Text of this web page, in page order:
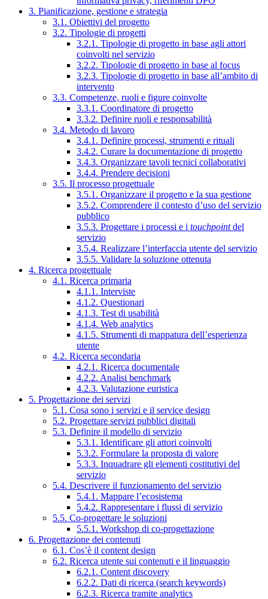
3. Pianificazione, gestione e strategia
3.1. Obiettivi del progetto
3.2. Tipologie di progetti
3.2.1. Tipologie di progetto in base agli attori
coinvolti nel servizio
3.2.2. Tipologie di progetto in base al focus
3.2.3. Tipologie di progetto in base all’ambito di
intervento
3.3. Competenze, ruoli e figure coinvolte
3.3.1. Coordinatore di progetto
3.3.2. Definire ruoli e responsabilità
3.4. Metodo di lavoro
3.4.1. Definire processi, strumenti e rituali
3.4.2. Curare la documentazione di progetto
3.4.3. Organizzare tavoli tecnici collaborativi
3.4.4. Prendere decisioni
3.5. Il processo progettuale
3.5.1. Organizzare il progetto e la sua gestione
3.5.2. Comprendere il contesto d’uso del servizio
pubblico
3.5.3. Progettare i processi e i touchpointdel
servizio
3.5.4. Realizzare l’interfaccia utente del servizio
3.5.5. Validare la soluzione ottenuta
4. Ricerca progettuale
4.1. Ricerca primaria
4.1.1. Interviste
4.1.2. Questionari
4.1.3. Test di usabilità
4.1.4. Web analytics
4.1.5. Strumenti di mappatura dell’esperienza
utente
4.2. Ricerca secondaria
4.2.1. Ricerca documentale
4.2.2. Analisi benchmark
4.2.3. Valutazione euristica
5. Progettazione dei servizi
5.1. Cosa sono i servizi e il service design
5.2. Progettare servizi pubblici digitali
5.3. Definire il modello di servizio
5.3.1. Identificare gli attori coinvolti
5.3.2. Formulare la proposta di valore
5.3.3. Inquadrare gli elementi costitutivi del
servizio
5.4. Descrivere il funzionamento del servizio
5.4.1. Mappare l’ecosistema
5.4.2. Rappresentare i flussi di servizio
5.5. Co-progettare le soluzioni
5.5.1. Workshop di co-progettazione
6. Progettazione dei contenuti
6.1. Cos’è il content design
6.2. Ricerca utente sui contenuti e il linguaggio
6.2.1. Content discovery
6.2.2. Dati di ricerca (search keywords)
6.2.3. Ricerca tramite analytics